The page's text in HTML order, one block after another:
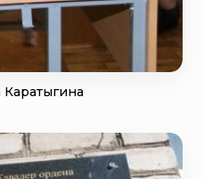
Каратыгина